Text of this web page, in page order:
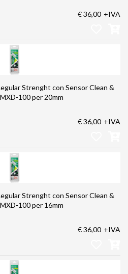
€ 36,00 +IVA
Strenght con Sensor Clean &
100 per 20mm
€ 36,00 +IVA
Strenght con Sensor Clean &
100 per 16mm
€ 36,00 +IVA